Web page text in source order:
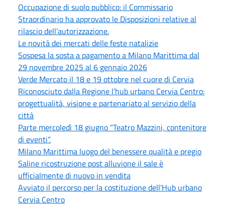
Occupazione di suolo pubblico: il Commissario
Straordinario ha approvato le Disposizioni relative al
rilascio dell’autorizzazione.
Le novità dei mercati delle feste natalizie
Sospesa la sosta a pagamento a Milano Marittima dal
29 novembre 2025 al 6 gennaio 2026
Verde Mercato il 18 e 19 ottobre nel cuore di Cervia
Riconosciuto dalla Regione l’hub urbano Cervia Centro:
progettualità, visione e partenariato al servizio della
città
Parte mercoledì 18 giugno “Teatro Mazzini, contenitore
di eventi”.
Milano Marittima luogo del benessere qualità e pregio
Saline ricostruzione post alluvione il sale è
ufficialmente di nuovo in vendita
Avviato il percorso per la costituzione dell'Hub urbano
Cervia Centro